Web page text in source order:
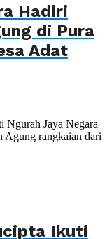
Hadiri
di Pura
Adat
Ngurah Jaya Negara
Agung rangkaian dari
Ikuti